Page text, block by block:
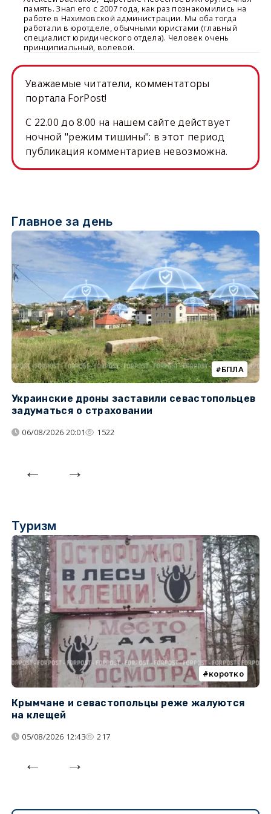
память. Знал его с 2007 года, как раз познакомились на
работе в Нахимовской администрации. Мы оба тогда
работали в юротделе, обычными юристами (главный
специалист юридического отдела). Человек очень
принципиальный, волевой.
Уважаемые читатели, комментаторы
портала ForPost!
C 22.00 до 8.00 на нашем сайте действует
ночной "режим тишины": в этот период
публикация комментариев невозможна.
Главное за день
БПЛА
Украинские дроны заставили севастопольцев
задуматься о страховании
06/08/2026 20:01 1522
Туризм
коротко
Крымчане и севастопольцы реже жалуются
на клещей
05/08/2026 12:43 217